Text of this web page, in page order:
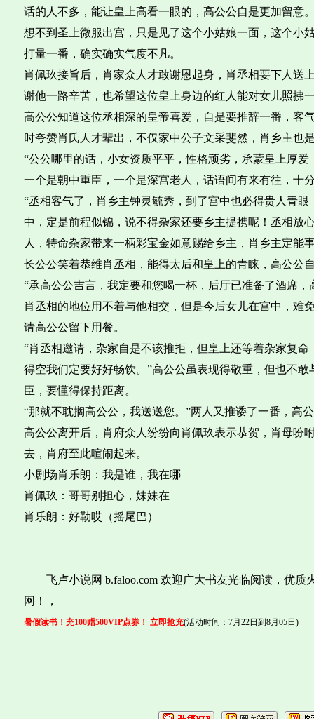
话的人不多，能让皇上高看一眼的，高公公自是更加留意
想不到圣上微服出宫，只是见了这个小姑娘一面，这个小
打量一番，确实确实气度不凡。
肖佩玖接旨后，肖家众人才敢谢恩起身，肖丞相要下人送
谢他一路辛苦，也希望这位皇上身边的红人能对女儿照拂
高公公知道这位丞相深的皇帝喜爱，自是要推辞一番，客
时夸赞肖氏人才辈出，不仅家中公子文采斐然，肖乡主也
“公公哪里的话，小女资质平平，性格顽劣，承蒙皇上厚
一个是朝中重臣，一个是深宫老人，话语间有来有往，十
“丞相客气了，肖乡主钟灵毓秀，到了宫中也必得贵人青
中，定是前程似锦，说不得杂家还要乡主提携呢！丞相放
人，特命杂家带来一柄彩宝金如意赐给乡主，肖乡主定能
长公公笑着恭维肖丞相，能得太后和皇上的青睐，高公公
“承高公公吉言，我定要和您喝一杯，后厅已准备了酒席
肖丞相的地位用不着与他相交，但是今后女儿在宫中，难
请高公公留下用餐。
“肖丞相邀请，杂家自是不该推拒，但皇上还等着杂家复
得空我们定要好好畅饮。”高公公虽表现得敬重，但也不
臣，要懂得保持距离。
“那就不耽搁高公公，我送送您。”两人又推诿了一番，高
高公公离开后，肖府众人纷纷向肖佩玖表示恭贺，肖母吩
去，肖府至此喧闹起来。
小剧场肖乐朗：我是谁，我在哪
肖佩玖：哥哥别担心，妹妹在
肖乐朗：好勒哎（摇尾巴）
飞卢小说网 b.faloo.com 欢迎广大书友光临阅读，优质
网！，
暑假读书！充100赠500VIP点券！ 立即抢充(活动时间：7月22日到8月05日)